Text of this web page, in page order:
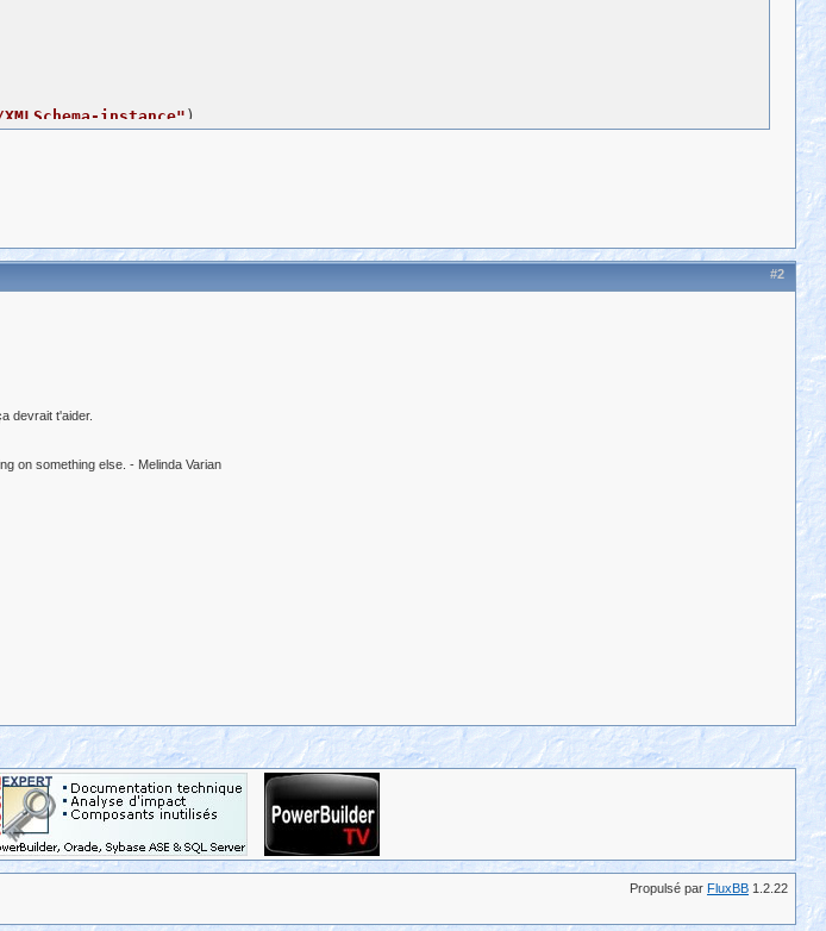
instance" )
#2
devrait t'aider.
on something else. - Melinda Varian
Propulsé par FluxBB 1.2.22